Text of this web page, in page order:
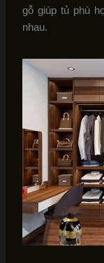
gỗ giúp tủ phù
nhau.